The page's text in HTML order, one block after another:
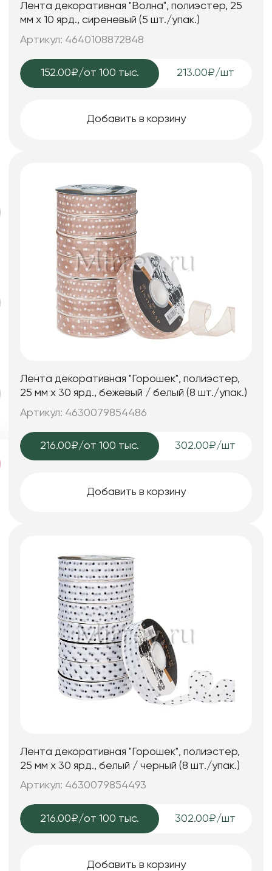
Лента декоративная "Волна", полиэстер, 25
мм х 10 ярд., сиреневый (5 шт./упак.)
Артикул: 4640108872848
152.00₽/от 100 тыс. 213.00₽/шт
Добавить в корзину
Лента декоративная "Горошек", полиэстер,
25 мм х 30 ярд., бежевый / белый (8 шт./упак.)
Артикул: 4630079854486
216.00₽/от 100 тыс. 302.00₽/шт
Добавить в корзину
Лента декоративная "Горошек", полиэстер,
25 мм х 30 ярд., белый / черный (8 шт./упак.)
Артикул: 4630079854493
216.00₽/от 100 тыс. 302.00₽/шт
Добавить в корзину